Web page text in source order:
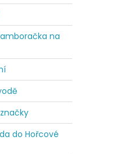
na
do Hořcové